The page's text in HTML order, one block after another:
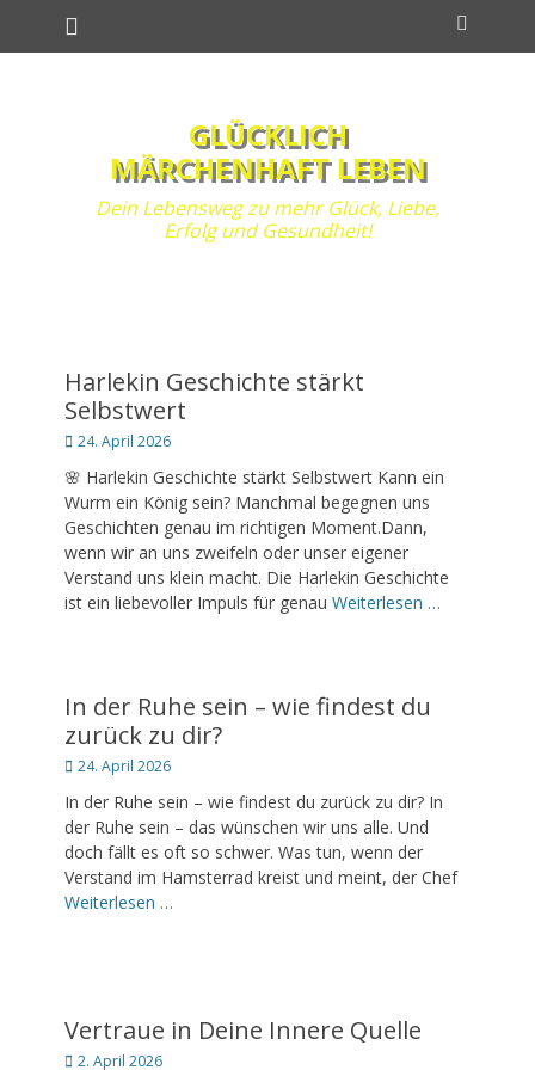
Inhalt
Primäres Menü
GLÜCKLICH
MÄRCHENHAFT LEBEN
Dein Lebensweg zu mehr Glück, Liebe,
Erfolg und Gesundheit!
Harlekin Geschichte stärkt
Selbstwert
Posted
24. April 2026
🌸 Harlekin Geschichte stärkt Selbstwert Kann ein
Wurm ein König sein? Manchmal begegnen uns
Geschichten genau im richtigen Moment.Dann,
wenn wir an uns zweifeln oder unser eigener
Verstand uns klein macht. Die Harlekin Geschichte
ist ein liebevoller Impuls für genau Weiterlesen …
In der Ruhe sein – wie findest du
zurück zu dir?
Posted
24. April 2026
In der Ruhe sein – wie findest du zurück zu dir? In
der Ruhe sein – das wünschen wir uns alle. Und
doch fällt es oft so schwer. Was tun, wenn der
Verstand im Hamsterrad kreist und meint, der Chef
Weiterlesen …
Vertraue in Deine Innere Quelle
Posted
2. April 2026